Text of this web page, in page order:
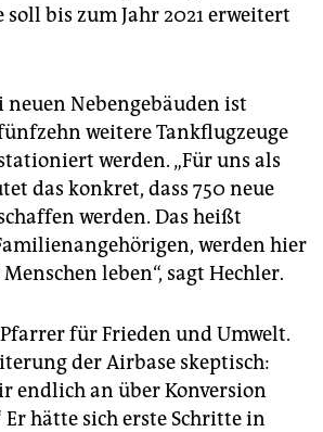
bis zum Jahr 2021 erweitert
neuen Nebengebäuden ist
weitere Tankflugzeuge
werden. „Für uns als
das konkret, dass 750 neue
werden. Das heißt
werden hier
leben“, sagt Hechler.
für Frieden und Umwelt.
der Airbase skeptisch:
endlich an über Konversion
Er hätte sich erste Schritte in